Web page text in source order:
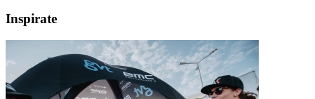
Inspirate